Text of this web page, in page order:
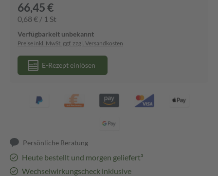
66,45 €
0,68 € / 1 St
Verfügbarkeit unbekannt
Preise inkl. MwSt. ggf. zzgl. Versandkosten
E-Rezept einlösen
Persönliche Beratung
Heute bestellt und morgen geliefert³
Wechselwirkungscheck inklusive